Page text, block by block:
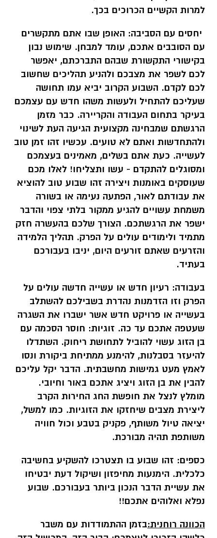
למרות הקשיים הכרוכים בכך.
יחסים עם הסביבה: האופן שבו אתם מתקשרים
עם הסובבים אתכם, עומד למבחן. שימוש נבון
בקישורי התקשורת שבהם התברכתם, יאפשר
לכם לשפר את מצבכם ולהניע תהליכים שחשוב
לכם לקדם. השבוע הקרוב יביא עמו תחושה
שעליכם להתחיל ולעשות משהו חדש עם עצמכם
בעיקר בתחום העבודה והקריירה. כבר מזמן
הרגשתם שמבחינה מקצועית הגיעה העת לשינוי
ולהתחדשות ואתם לא טועים. עכשיו זהו זמן טוב
לעשייה. כעת אתם בשלים, מאמינים בעצמכם
ומסוגלים להתקדם - עשו ותצליחו! לאלו מכם
שעוסקים באומנות ויצירה זהו שבוע טוב להוציא
את עבודתם לאור, הפתעה נעימה או בשורה
משמחת עשויים להגיע ממקור בלתי צפוי והדבר
ישפר את הרגשתכם. הצורך שלכם בהעשרה חזק
מתמיד ולימודים עולים על הפרק. תהליך הלמידה
והזרעים שאתם זורעים היום, יניבו בעבורכם
בעתיד.
בעבודה: רעיון חדש או עשייה חדשה עולים על
הפרק וזו הזדמנות נהדרת בשבילכם להשתלב
בעשייה או פרויקט חדש אשר ישברו את השגרה
שעטפה אתכם עד כה. זוגיות: חוסר הסכמה עם
בן הזוג עשוי להוביל לתחושת ריחוק. השתדלו
להיעזר בסבלנות, להימנע ממתיחת ביקורת ונסו
לאמץ מעט גמישות מחשבתית. הדבר יקל עליכם
להבין את בן הזוג ויציג אתכם באור וחיובי.
מומלץ לנצל את חופשת החג החירות הקרב
ליצירת מצבים שיחזקו את הזוגיות. כמו למשל,
יציאה טיול משותף, פקניק בטבע וכול חוויה
משותפת תהיה מבורכת.
כספים: זהו שבוע בו תצטרכו להשקיע בחשיבה
כלכלית. הימנעות מחיפזון ושיקול דעת יבטיחו
את עשיית הדבר הנכון ביותר בעבורכם. שבוע
נפלא ואלוהים אתכם!!
הכוונה רוחנית:בזמן ההתמודדות עם משבר